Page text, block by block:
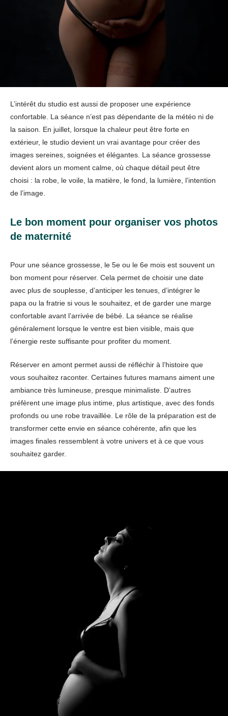
L’intérêt du studio est aussi de proposer une expérience
confortable. La séance n’est pas dépendante de la météo ni de
la saison. En juillet, lorsque la chaleur peut être forte en
extérieur, le studio devient un vrai avantage pour créer des
images sereines, soignées et élégantes. La séance grossesse
devient alors un moment calme, où chaque détail peut être
choisi : la robe, le voile, la matière, le fond, la lumière, l’intention
de l’image.
Le bon moment pour organiser vos photos
de maternité
Pour une séance grossesse, le 5e ou le 6e mois est souvent un
bon moment pour réserver. Cela permet de choisir une date
avec plus de souplesse, d’anticiper les tenues, d’intégrer le
papa ou la fratrie si vous le souhaitez, et de garder une marge
confortable avant l’arrivée de bébé. La séance se réalise
généralement lorsque le ventre est bien visible, mais que
l’énergie reste suffisante pour profiter du moment.
Réserver en amont permet aussi de réfléchir à l’histoire que
vous souhaitez raconter. Certaines futures mamans aiment une
ambiance très lumineuse, presque minimaliste. D’autres
préfèrent une image plus intime, plus artistique, avec des fonds
profonds ou une robe travaillée. Le rôle de la préparation est de
transformer cette envie en séance cohérente, afin que les
images finales ressemblent à votre univers et à ce que vous
souhaitez garder.